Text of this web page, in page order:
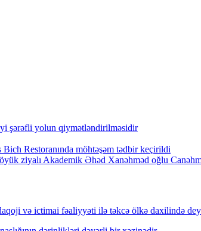
şərəfli yolun qiymətləndirilməsidir
Restoranında möhtəşəm tədbir keçirildi
ziyalı Akademik Əhəd Xanəhməd oğlu
və ictimai fəaliyyəti ilə təkcə ölkə daxilində